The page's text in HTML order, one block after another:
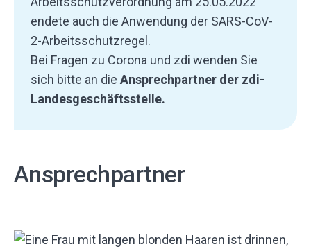
endete auch die Anwendung der SARS-CoV-
2-Arbeitsschutzregel.
Bei Fragen zu Corona und zdi wenden Sie
sich bitte an die Ansprechpartner der zdi-
Landesgeschäftsstelle.
Ansprechpartner